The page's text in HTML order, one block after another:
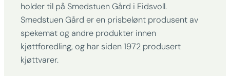
holder til på Smedstuen Gård i Eidsvoll.
Smedstuen Gård er en prisbelønt produsent av
spekemat og andre produkter innen
kjøttforedling, og har siden 1972 produsert
kjøttvarer.